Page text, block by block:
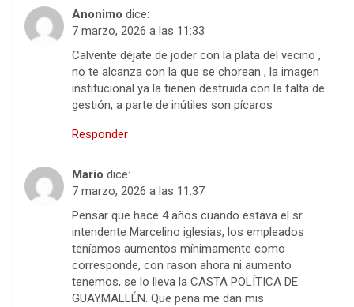
Anonimo dice:
7 marzo, 2026 a las 11:33
Calvente déjate de joder con la plata del vecino ,
no te alcanza con la que se chorean , la imagen
institucional ya la tienen destruida con la falta de
gestión, a parte de inútiles son pícaros .
Responder
Mario dice:
7 marzo, 2026 a las 11:37
Pensar que hace 4 años cuando estava el sr
intendente Marcelino iglesias, los empleados
teníamos aumentos mínimamente como
corresponde, con rason ahora ni aumento
tenemos, se lo lleva la CASTA POLÍTICA DE
GUAYMALLÉN. Que pena me dan mis